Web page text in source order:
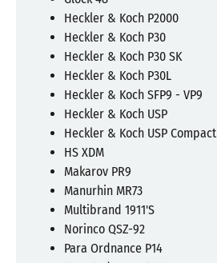
Heckler & Koch P2000
Heckler & Koch P30
Heckler & Koch P30 SK
Heckler & Koch P30L
Heckler & Koch SFP9 - VP9
Heckler & Koch USP
Heckler & Koch USP Compact
HS XDM
Makarov PR9
Manurhin MR73
Multibrand 1911'S
Norinco QSZ-92
Para Ordnance P14